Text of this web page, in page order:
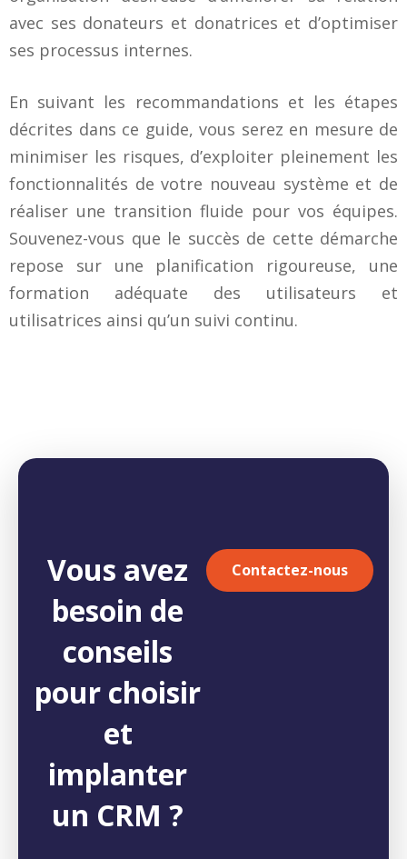
avec ses donateurs et donatrices et d’optimiser
ses processus internes.
En suivant les recommandations et les étapes
décrites dans ce guide, vous serez en mesure de
minimiser les risques, d’exploiter pleinement les
fonctionnalités de votre nouveau système et de
réaliser une transition fluide pour vos équipes.
Souvenez-vous que le succès de cette démarche
repose sur une planification rigoureuse, une
formation adéquate des utilisateurs et
utilisatrices ainsi qu’un suivi continu.
Vous avez
besoin de
conseils
pour choisir
et
implanter
un CRM ?
Contactez-nous